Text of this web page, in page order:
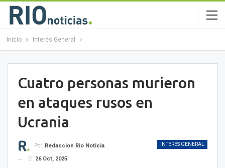
Inicio Interés General
Cuatro personas murieron
en ataques rusos en
Ucrania
INTERÉS GENERAL
Por Redaccion Rio Noticias OK
El
26 Oct, 2025